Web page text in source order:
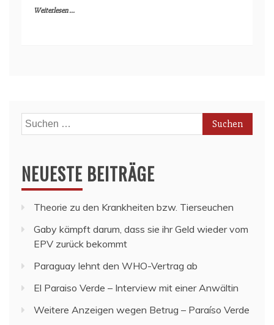
Weiterlesen ...
Suchen
nach:
NEUESTE BEITRÄGE
Theorie zu den Krankheiten bzw. Tierseuchen
Gaby kämpft darum, dass sie ihr Geld wieder vom
EPV zurück bekommt
Paraguay lehnt den WHO-Vertrag ab
El Paraiso Verde – Interview mit einer Anwältin
Weitere Anzeigen wegen Betrug – Paraíso Verde